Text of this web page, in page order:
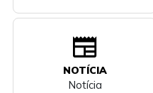
newspaper
NOTÍCIA
Notícia